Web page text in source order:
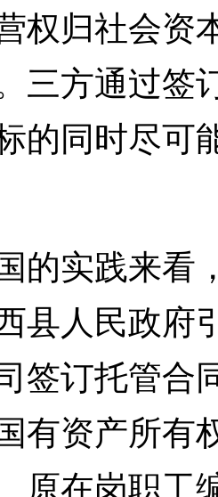
权归社会资
三方通过签
的同时尽可
实践来看
县人民政府
签订托管合
有资产所有
原在岗职工